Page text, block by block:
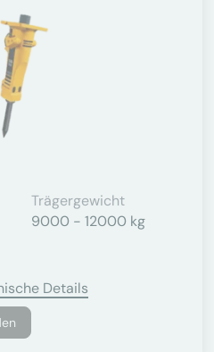
Trägergewicht
9000 - 12000 kg
Details